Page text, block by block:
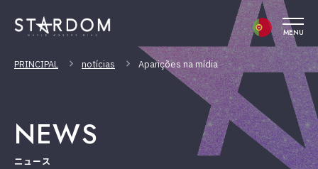
MENU
PRINCIPAL notícias Aparições na mídia
NEWS
ニュース